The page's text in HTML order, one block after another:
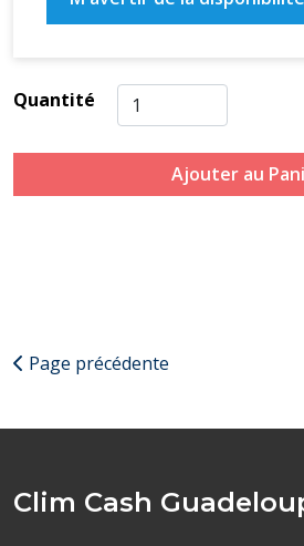
Quantité
Ajouter au
Page précédente
Clim Cash